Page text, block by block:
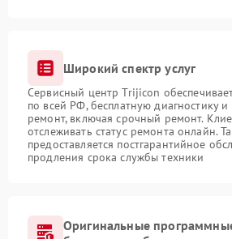
Широкий спектр услуг
Сервисный центр Trijicon
по всей РФ, бесплатную диагностику и
ремонт, включая срочный ремонт.
отслеживать статус ремонта онлайн.
предоставляется постгарантийное
продления срока службы техники
Оригинальные